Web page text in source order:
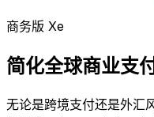
商务版 Xe
简化全球商业支
无论是跨境支付还是外汇